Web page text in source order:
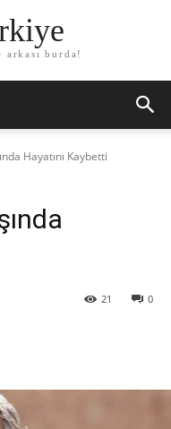
burda!
Hayatını Kaybetti
0
21